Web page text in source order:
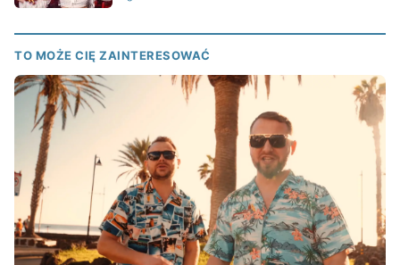
TO MOŻE CIĘ ZAINTERESOWAĆ